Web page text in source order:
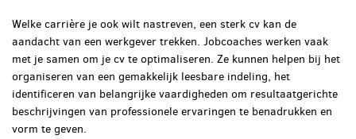
Welke carrière je ook wilt nastreven, een sterk cv kan de
aandacht van een werkgever trekken. Jobcoaches werken vaak
met je samen om je cv te optimaliseren. Ze kunnen helpen bij het
organiseren van een gemakkelijk leesbare indeling, het
identificeren van belangrijke vaardigheden om resultaatgerichte
beschrijvingen van professionele ervaringen te benadrukken en
vorm te geven.